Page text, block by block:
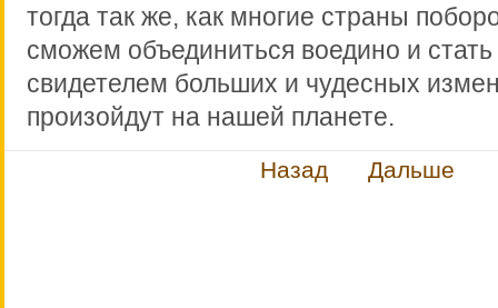
тогда так же, как многие страны
сможем объединиться воедино и
свидетелем больших и чудесных
произойдут на нашей планете.
Назад Дальше